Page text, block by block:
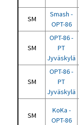
SM
Smash -
OPT-86
SM
OPT-86 -
PT
Jyväskylä
SM
OPT-86 -
PT
Jyväskylä
SM
KoKa -
OPT-86